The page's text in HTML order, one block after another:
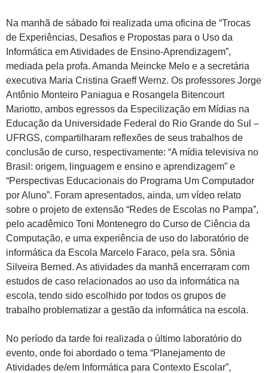
Na manhã de sábado foi realizada uma oficina de “Trocas
de Experiências, Desafios e Propostas para o Uso da
Informática em Atividades de Ensino-Aprendizagem”,
mediada pela profa. Amanda Meincke Melo e a secretária
executiva Maria Cristina Graeff Wernz. Os professores Jorge
Antônio Monteiro Paniagua e Rosangela Bitencourt
Mariotto, ambos egressos da Especilização em Mídias na
Educação da Universidade Federal do Rio Grande do Sul –
UFRGS, compartilharam reflexões de seus trabalhos de
conclusão de curso, respectivamente: “A mídia televisiva no
Brasil: origem, linguagem e ensino e aprendizagem” e
“Perspectivas Educacionais do Programa Um Computador
por Aluno”. Foram apresentados, ainda, um vídeo relato
sobre o projeto de extensão “Redes de Escolas no Pampa”,
pelo acadêmico Toni Montenegro do Curso de Ciência da
Computação, e uma experiência de uso do laboratório de
informática da Escola Marcelo Faraco, pela sra. Sônia
Silveira Berned. As atividades da manhã encerraram com
estudos de caso relacionados ao uso da informática na
escola, tendo sido escolhido por todos os grupos de
trabalho problematizar a gestão da informática na escola.
No período da tarde foi realizada o último laboratório do
evento, onde foi abordado o tema “Planejamento de
Atividades de/em Informática para Contexto Escolar”,